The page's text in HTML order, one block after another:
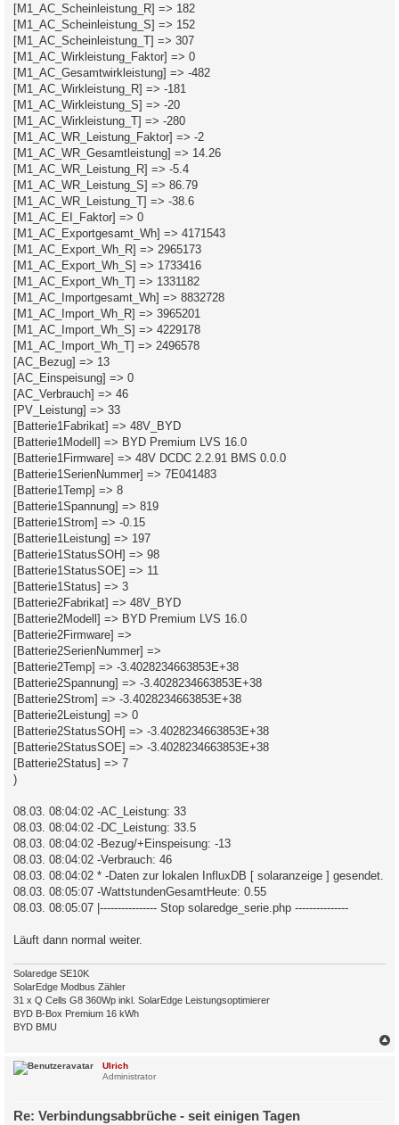
[M1_AC_Scheinleistung_R] => 182
[M1_AC_Scheinleistung_S] => 152
[M1_AC_Scheinleistung_T] => 307
[M1_AC_Wirkleistung_Faktor] => 0
[M1_AC_Gesamtwirkleistung] => -482
[M1_AC_Wirkleistung_R] => -181
[M1_AC_Wirkleistung_S] => -20
[M1_AC_Wirkleistung_T] => -280
[M1_AC_WR_Leistung_Faktor] => -2
[M1_AC_WR_Gesamtleistung] => 14.26
[M1_AC_WR_Leistung_R] => -5.4
[M1_AC_WR_Leistung_S] => 86.79
[M1_AC_WR_Leistung_T] => -38.6
[M1_AC_EI_Faktor] => 0
[M1_AC_Exportgesamt_Wh] => 4171543
[M1_AC_Export_Wh_R] => 2965173
[M1_AC_Export_Wh_S] => 1733416
[M1_AC_Export_Wh_T] => 1331182
[M1_AC_Importgesamt_Wh] => 8832728
[M1_AC_Import_Wh_R] => 3965201
[M1_AC_Import_Wh_S] => 4229178
[M1_AC_Import_Wh_T] => 2496578
[AC_Bezug] => 13
[AC_Einspeisung] => 0
[AC_Verbrauch] => 46
[PV_Leistung] => 33
[Batterie1Fabrikat] => 48V_BYD
[Batterie1Modell] => BYD Premium LVS 16.0
[Batterie1Firmware] => 48V DCDC 2.2.91 BMS 0.0.0
[Batterie1SerienNummer] => 7E041483
[Batterie1Temp] => 8
[Batterie1Spannung] => 819
[Batterie1Strom] => -0.15
[Batterie1Leistung] => 197
[Batterie1StatusSOH] => 98
[Batterie1StatusSOE] => 11
[Batterie1Status] => 3
[Batterie2Fabrikat] => 48V_BYD
[Batterie2Modell] => BYD Premium LVS 16.0
[Batterie2Firmware] =>
[Batterie2SerienNummer] =>
[Batterie2Temp] => -3.4028234663853E+38
[Batterie2Spannung] => -3.4028234663853E+38
[Batterie2Strom] => -3.4028234663853E+38
[Batterie2Leistung] => 0
[Batterie2StatusSOH] => -3.4028234663853E+38
[Batterie2StatusSOE] => -3.4028234663853E+38
[Batterie2Status] => 7
)
08.03. 08:04:02 -AC_Leistung: 33
08.03. 08:04:02 -DC_Leistung: 33.5
08.03. 08:04:02 -Bezug/+Einspeisung: -13
08.03. 08:04:02 -Verbrauch: 46
08.03. 08:04:02 * -Daten zur lokalen InfluxDB [ solaranzeige ] gesendet.
08.03. 08:05:07 -WattstundenGesamtHeute: 0.55
08.03. 08:05:07 |---------------- Stop solaredge_serie.php ---------------
Läuft dann normal weiter.
Solaredge SE10K
SolarEdge Modbus Zähler
31 x Q Cells G8 360Wp inkl. SolarEdge Leistungsoptimierer
BYD B-Box Premium 16 kWh
BYD BMU
Ulrich
Administrator
Re: Verbindungsabbrüche - seit einigen Tagen